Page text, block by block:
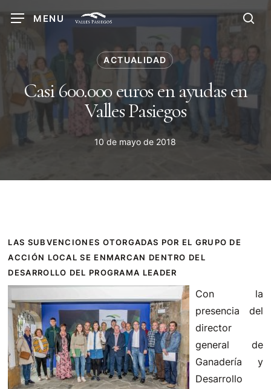
content
MENU
ACTUALIDAD
Casi 600.000 euros en ayudas en
Valles Pasiegos
10 de mayo de 2018
LAS SUBVENCIONES OTORGADAS POR EL GRUPO DE
ACCIÓN LOCAL SE ENMARCAN DENTRO DEL
DESARROLLO DEL PROGRAMA LEADER
Con la
presencia del
director
general de
Ganadería y
Desarrollo